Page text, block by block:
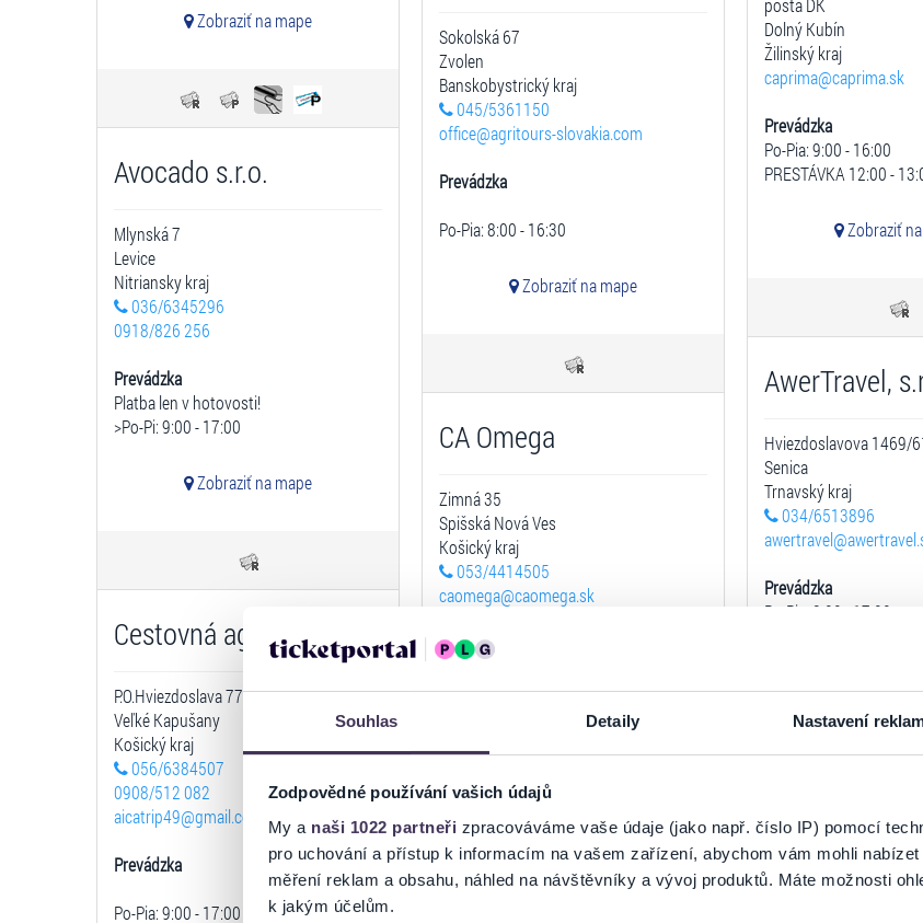
Souhlas Detaily Nastavení
Zodpovědné používání vašich údajů
My a naši 1022 partneři zpracováváme vaše údaje (jako např. číslo IP) pomocí
pro uchování a přístup k informacím na vašem zařízení, abychom vám mohli
měření reklam a obsahu, náhled na návštěvníky a vývoj produktů. Máte možnosti
k jakým účelům.
Zobraziť na mape
pošta DK
Dolný Kubín
Žilinský kraj
caprima@caprima.sk
Prevádzka
Po-Pia: 9:00 - 16:00
PRESTÁVKA 12:00 -
Zobraziť
Sokolská 67
Zvolen
Banskobystrický kraj
045/5361150
office@agritours-slovakia.com
Prevádzka
Po-Pia: 8:00 - 16:30
Zobraziť na mape
Avocado s.r.o.
Mlynská 7
Levice
Nitriansky kraj
036/6345296
0918/826 256
Prevádzka
Platba len v hotovosti!
>Po-Pi: 9:00 - 17:00
Zobraziť na mape
AwerTravel,
Hviezdoslavova 1469/
Senica
Trnavský kraj
034/6513896
Prevádzka
Po-Pia: 8:00 - 17:00
Zobraziť
CA Omega
Zimná 35
Spišská Nová Ves
Košický kraj
053/4414505
caomega@caomega.sk
Prevádzka
Zobraziť na mape
Cestovná agentúra TRIP
P.O.Hviezdoslava 77
Veľké Kapušany
Košický kraj
056/6384507
0908/512 082
aicatrip49@gmail.com
Prevádzka
Po-Pia: 9:00 - 17:00
CK Eurotour
CK Eurotour, s.r.o.